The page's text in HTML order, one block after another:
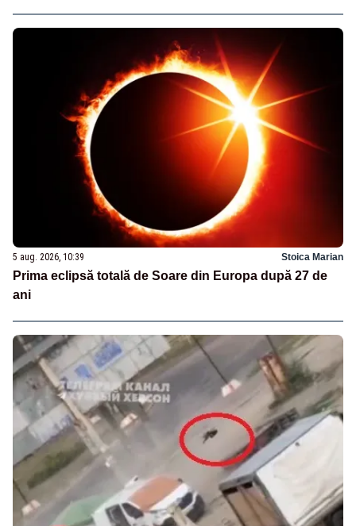
5 aug. 2026, 10:39 Stoica Marian
Prima eclipsă totală de Soare din Europa după 27 de
ani